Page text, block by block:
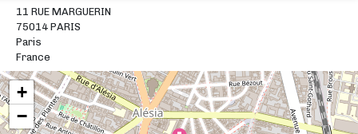
11 RUE MARGUERIN
75014 PARIS
Paris
France
+
−